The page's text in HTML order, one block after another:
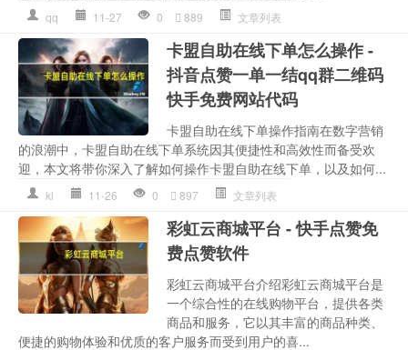
qq 11-27 0 889 文章列表
卡盟自助在线下单怎么操作 -
抖音点赞一单一结qq群二维码
快手免费网站代码
卡盟自助在线下单操作指南在数字营销
的浪潮中，卡盟自助在线下单系统因其便捷性和高效性而备受欢
迎，本文将带你深入了解如何操作卡盟自助在线下单，以及如何...
kl 11-26 0 897 文章列表
彩虹云商城平台 - 快手点赞免
费点赞软件
彩虹云商城平台介绍彩虹云商城平台是
一个综合性的在线购物平台，提供各类
商品和服务，它以其丰富的商品种类、
便捷的购物体验和优质的客户服务而受到用户的喜...